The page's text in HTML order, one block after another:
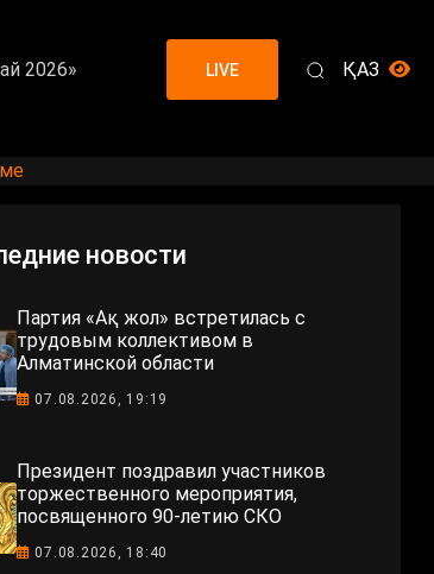
2026» LIVE ҚАЗ
новости
Партия «Ақ жол» встретилась с
трудовым коллективом в
Алматинской области
07.08.2026, 19:19
Президент поздравил участников
торжественного мероприятия,
посвященного 90-летию СКО
07.08.2026, 18:40